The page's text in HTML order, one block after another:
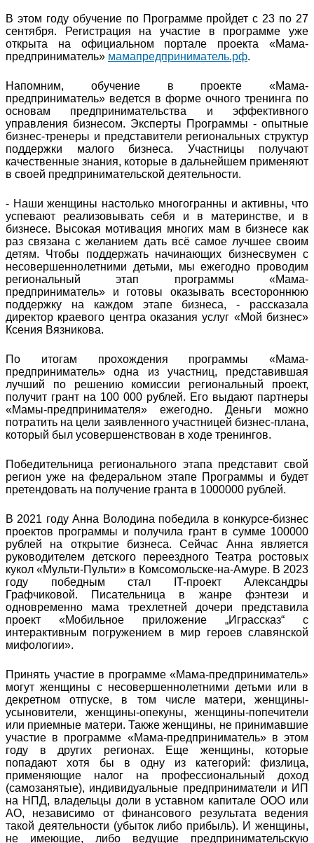
В этом году обучение по Программе пройдет с 23 по 27
сентября. Регистрация на участие в программе уже
открыта на официальном портале проекта «Мама-
предприниматель» мамапредприниматель.рф.
Напомним, обучение в проекте «Мама-
предприниматель» ведется в форме очного тренинга по
основам предпринимательства и эффективного
управления бизнесом. Эксперты Программы - опытные
бизнес-тренеры и представители региональных структур
поддержки малого бизнеса. Участницы получают
качественные знания, которые в дальнейшем применяют
в своей предпринимательской деятельности.
- Наши женщины настолько многогранны и активны, что
успевают реализовывать себя и в материнстве, и в
бизнесе. Высокая мотивация многих мам в бизнесе как
раз связана с желанием дать всё самое лучшее своим
детям. Чтобы поддержать начинающих бизнесвумен с
несовершеннолетними детьми, мы ежегодно проводим
региональный этап программы «Мама-
предприниматель» и готовы оказывать всестороннюю
поддержку на каждом этапе бизнеса, - рассказала
директор краевого центра оказания услуг «Мой бизнес»
Ксения Вязникова.
По итогам прохождения программы «Мама-
предприниматель» одна из участниц, представившая
лучший по решению комиссии региональный проект,
получит грант на 100 000 рублей. Его выдают партнеры
«Мамы-предпринимателя» ежегодно. Деньги можно
потратить на цели заявленного участницей бизнес-плана,
который был усовершенствован в ходе тренингов.
Победительница регионального этапа представит свой
регион уже на федеральном этапе Программы и будет
претендовать на получение гранта в 1000000 рублей.
В 2021 году Анна Володина победила в конкурсе-бизнес
проектов программы и получила грант в сумме 100000
рублей на открытие бизнеса. Сейчас Анна является
руководителем детского переездного Театра ростовых
кукол «Мульти-Пульти» в Комсомольске-на-Амуре. В 2023
году победным стал IT-проект Александры
Графчиковой. Писательница в жанре фэнтези и
одновременно мама трехлетней дочери представила
проект «Мобильное приложение „Играссказ“ с
интерактивным погружением в мир героев славянской
мифологии».
Принять участие в программе «Мама-предприниматель»
могут женщины с несовершеннолетними детьми или в
декретном отпуске, в том числе матери, женщины-
усыновители, женщины-опекуны, женщины-попечители
или приемные матери. Также женщины, не принимавшие
участие в программе «Мама-предприниматель» в этом
году в других регионах. Еще женщины, которые
попадают хотя бы в одну из категорий: физлица,
применяющие налог на профессиональный доход
(самозанятые), индивидуальные предприниматели и ИП
на НПД, владельцы доли в уставном капитале ООО или
АО, независимо от финансового результата ведения
такой деятельности (убыток либо прибыль). И женщины,
не имеющие, либо ведущие предпринимательскую